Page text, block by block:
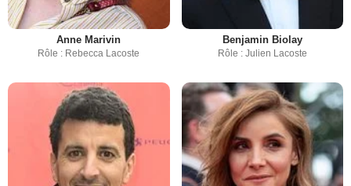
Anne Marivin
Rôle : Rebecca Lacoste
Benjamin Biolay
Rôle : Julien Lacoste